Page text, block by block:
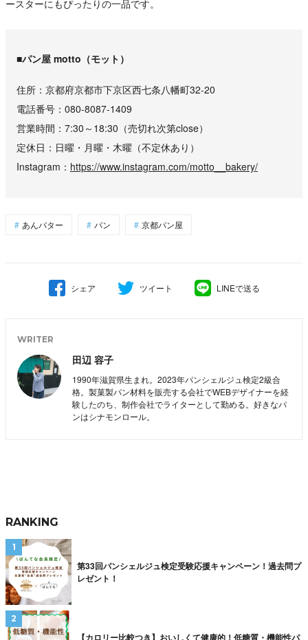
ースターにもぴったりの一品です。
■パン屋 motto（モット）
住所
京都府京都市下京区西七条八幡町32-20
電話番号
080-8087-1409
営業時間
7:30～18:30（売切れ次第close）
定休日
日曜・月曜・木曜（不定休あり）
Instagram
https://www.instagram.com/motto__bakery/
あんバター パン 京都パン屋
シェア ツイート LINEで送る
WRITER
田辺 容子
1990年滋賀県生まれ。2023年パンシェルジュ検定2級合
格。製菓製パン材料を販売する会社でWEBデザイナーを経
験したのち、制作会社でライターとして勤める。好きなパ
ンはシナモンロール。
RANKING
第33回パンシェルジュ検定受験応援キャンペーン！過去問プ
レゼント！